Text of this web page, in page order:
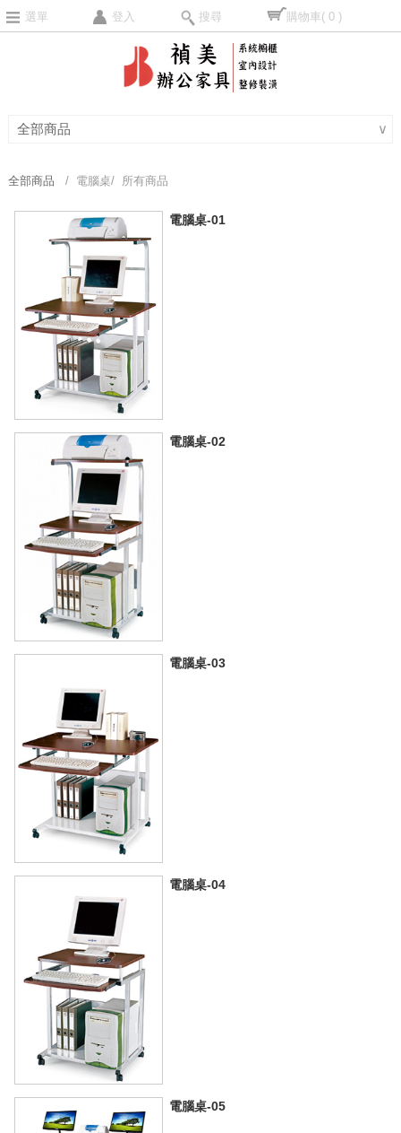
選單 登入 搜尋 購物車( 0 )
全部商品 ∨
全部商品 / 電腦桌/ 所有商品
電腦桌-01
電腦桌-02
電腦桌-03
電腦桌-04
電腦桌-05